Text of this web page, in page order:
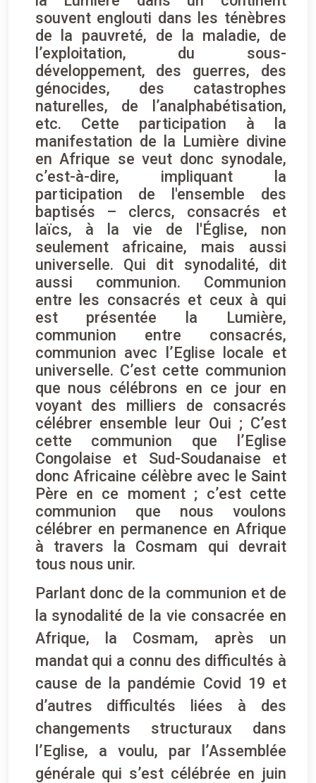
souvent englouti dans les ténèbres
de la pauvreté, de la maladie, de
l’exploitation, du sous-
développement, des guerres, des
génocides, des catastrophes
naturelles, de l’analphabétisation,
etc. Cette participation à la
manifestation de la Lumière divine
en Afrique se veut donc synodale,
c’est-à-dire, impliquant la
participation de l'ensemble des
baptisés – clercs, consacrés et
laïcs, à la vie de l'Église, non
seulement africaine, mais aussi
universelle. Qui dit synodalité, dit
aussi communion. Communion
entre les consacrés et ceux à qui
est présentée la Lumière,
communion entre consacrés,
communion avec l’Eglise locale et
universelle. C’est cette communion
que nous célébrons en ce jour en
voyant des milliers de consacrés
célébrer ensemble leur Oui ; C’est
cette communion que l’Eglise
Congolaise et Sud-Soudanaise et
donc Africaine célèbre avec le Saint
Père en ce moment ; c’est cette
communion que nous voulons
célébrer en permanence en Afrique
à travers la Cosmam qui devrait
tous nous unir.
Parlant donc de la communion et de
la synodalité de la vie consacrée en
Afrique, la Cosmam, après un
mandat qui a connu des difficultés à
cause de la pandémie Covid 19 et
d’autres difficultés liées à des
changements structuraux dans
l’Eglise, a voulu, par l’Assemblée
générale qui s’est célébrée en juin